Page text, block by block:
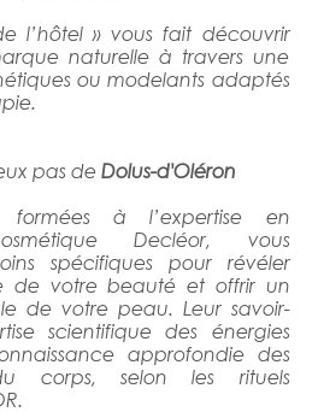
l’hôtel » vous fait découvrir
naturelle à travers une
ou modelants adaptés
pas de Dolus-d'Oléron
formées à l’expertise en
Decléor, vous
spécifiques pour révéler
de votre beauté et offrir un
de votre peau. Leur savoir-
scientifique des énergies
approfondie des
corps, selon les rituels